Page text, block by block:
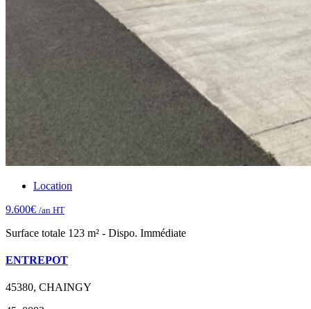
Location
9.600€ /an HT
Surface totale 123 m² - Dispo. Immédiate
ENTREPOT
45380, CHAINGY